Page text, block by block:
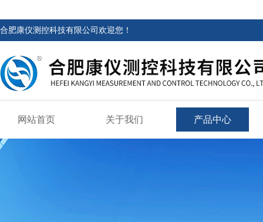
合肥康仪测控科技有限公司欢迎您！
网站首页 关于我们 产品中心